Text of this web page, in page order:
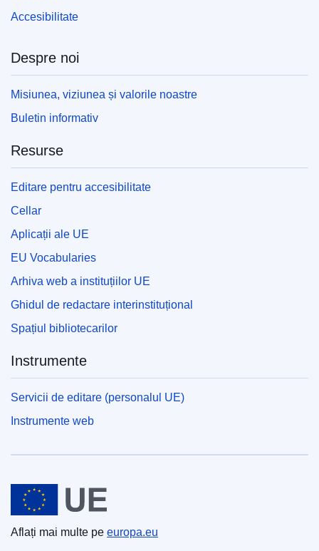
Accesibilitate
Despre noi
Misiunea, viziunea și valorile noastre
Buletin informativ
Resurse
Editare pentru accesibilitate
Cellar
Aplicații ale UE
EU Vocabularies
Arhiva web a instituțiilor UE
Ghidul de redactare interinstituțional
Spațiul bibliotecarilor
Instrumente
Servicii de editare (personalul UE)
Instrumente web
Uniunea Europeană
Aflați mai multe pe europa.eu